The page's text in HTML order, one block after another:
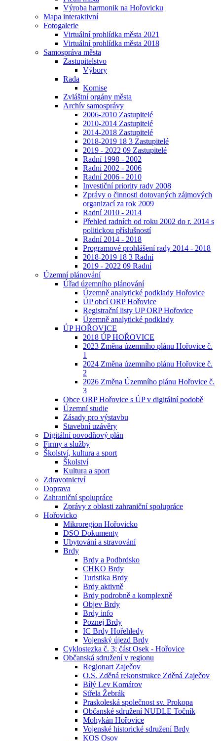
Výroba harmonik na Hořovicku
Mapa interaktivní
Fotogalerie
Virtuální prohlídka města 2021
Virtuální prohlídka města 2018
Samospráva města
Zastupitelstvo
Výbory
Rada
Komise
Zvláštní orgány města
Archív samosprávy
2006-2010 Zastupitelé
2010-2014 Zastupitelé
2014-2018 Zastupitelé
2018-2019 18 3 Zastupitelé
2019 - 2022 09 Zastupitelé
Radní 1998 - 2002
Radni 2002 - 2006
Radní 2006 - 2010
Investiční priority rady 2008
Zprávy o činnosti dotovaných zájmových
organizací za rok 2009
Radní 2010 - 2014
Přehled radních od roku 2002 do r. 2014 s
politickou příslušností
Radní 2014 - 2018
Programové prohlášení rady 2014 - 2018
2018-2019 18 3 Radní
2019 - 2022 09 Radní
Územní plánování
Úřad územního plánování
Územně analytické podklady Hořovice
ÚP obcí ORP Hořovice
Registrační listy UP ORP Hořovice
Územně analytické podklady
ÚP HOŘOVICE
2018 ÚP HOŘOVICE
2023 Změna územního plánu Hořovice č.
1
2024 Změna územního plánu Hořovice č.
2
2026 Změna Územního plánu Hořovice č.
3
Obce ORP Hořovice s ÚP v digitální podobě
Územní studie
Zásady pro výstavbu
Stavební uzávěry
Digitální povodňový plán
Firmy a služby
Školství, kultura a sport
Školství
Kultura a sport
Zdravotnictví
Doprava
Zahraniční spolupráce
Zprávy z oblasti zahraniční spolupráce
Hořovicko
Mikroregion Hořovicko
DSO Dokumenty
Ubytování a stravování
Brdy
Brdy a Podbrdsko
CHKO Brdy
Turistika Brdy
Brdy aktivně
Brdy podrobně a komplexně
Objev Brdy
Brdy info
Poznej Brdy
IC Brdy Hořehledy
Vojenský újezd Brdy
Cyklostezka č. 3; část Osek - Hořovice
Občanská sdružení v regionu
Regionart Zaječov
O.S. Zděná rekonstrukce Zděná Zaječov
Bílý Lev Komárov
Střela Žebrák
Praskoleská společnost sv. Prokopa
Občanské sdružení NUDLE Točník
Mohykán Hořovice
Vojenské historické sdružení Brdy
KOS Osov